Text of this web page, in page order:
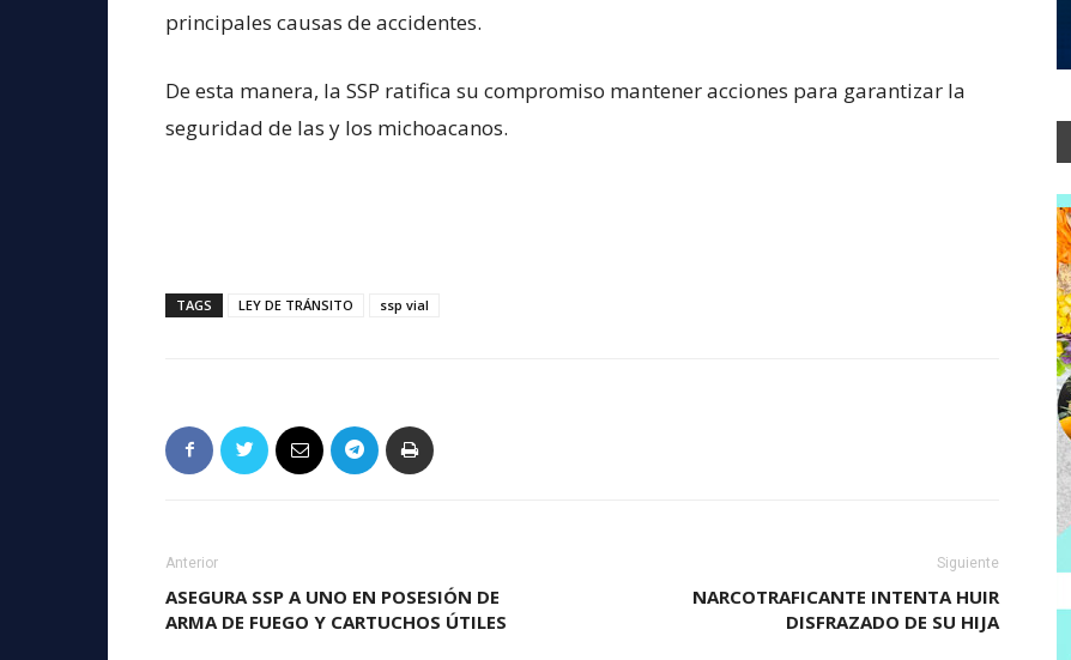
principales causas de accidentes.
De esta manera, la SSP ratifica su compromiso mantener acciones para garantizar la
seguridad de las y los michoacanos.
TAGS LEY DE TRÁNSITO ssp vial
Anterior
ASEGURA SSP A UNO EN POSESIÓN DE
ARMA DE FUEGO Y CARTUCHOS ÚTILES
Siguiente
NARCOTRAFICANTE INTENTA HUIR
DISFRAZADO DE SU HIJA